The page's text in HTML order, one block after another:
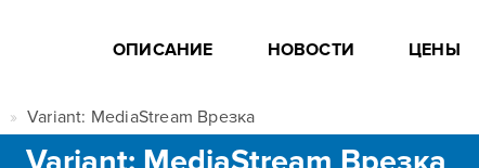
ОПИСАНИЕ НОВОСТИ ЦЕНЫ
Variant: MediaStream Врезка